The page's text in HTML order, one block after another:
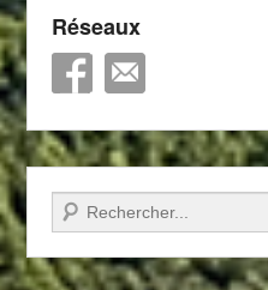
Réseaux
Recherche